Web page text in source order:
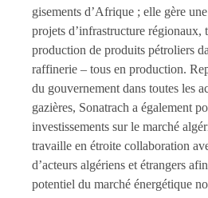
gisements d’Afrique ; elle gère
projets d’infrastructure régionaux,
production de produits pétroliers
raffinerie – tous en production.
du gouvernement dans toutes les
gazières, Sonatrach a également
investissements sur le marché
travaille en étroite collaboration
d’acteurs algériens et étrangers
potentiel du marché énergétique